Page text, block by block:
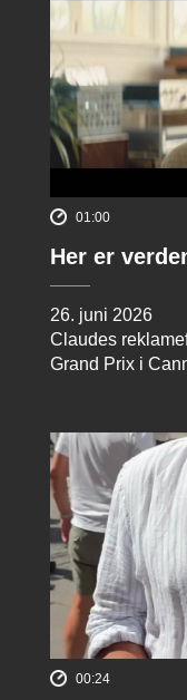
01:00
Her er
26. juni 2026
Claudes
Grand Prix i
00:24